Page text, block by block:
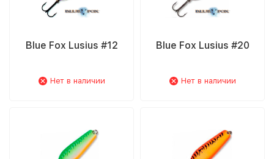
Blue Fox Lusius #12
Нет в наличии
Blue Fox Lusius #20
Нет в наличии